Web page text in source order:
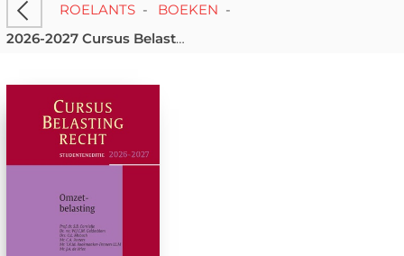
ROELANTS- BOEKEN -
2026-2027 Cursus Belastingrecht Omzetbelasting